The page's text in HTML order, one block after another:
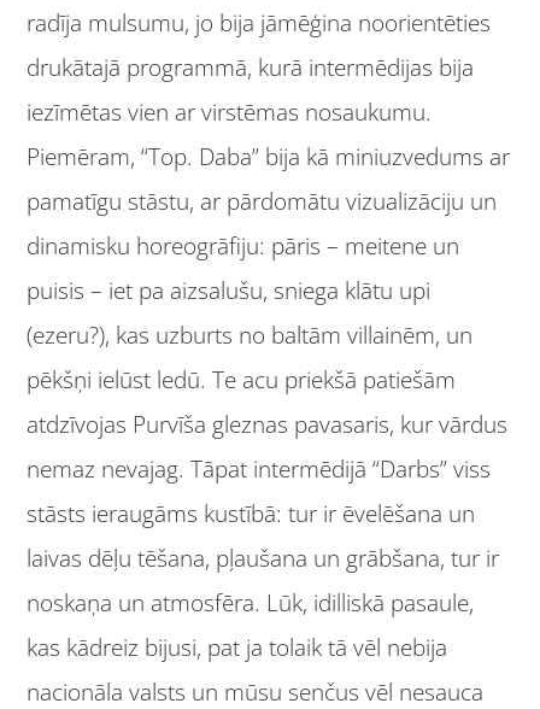
radīja mulsumu, jo bija jāmēģina noorientēties
drukātajā programmā, kurā intermēdijas bija
iezīmētas vien ar virstēmas nosaukumu.
Piemēram, “Top. Daba” bija kā miniuzvedums ar
pamatīgu stāstu, ar pārdomātu vizualizāciju un
dinamisku horeogrāfiju: pāris – meitene un
puisis – iet pa aizsalušu, sniega klātu upi
(ezeru?), kas uzburts no baltām villainēm, un
pēkšņi ielūst ledū. Te acu priekšā patiešām
atdzīvojas Purvīša gleznas pavasaris, kur vārdus
nemaz nevajag. Tāpat intermēdijā “Darbs” viss
stāsts ieraugāms kustībā: tur ir ēvelēšana un
laivas dēļu tēšana, pļaušana un grābšana, tur ir
noskaņa un atmosfēra. Lūk, idilliskā pasaule,
kas kādreiz bijusi, pat ja tolaik tā vēl nebija
nacionāla valsts un mūsu senčus vēl nesauca